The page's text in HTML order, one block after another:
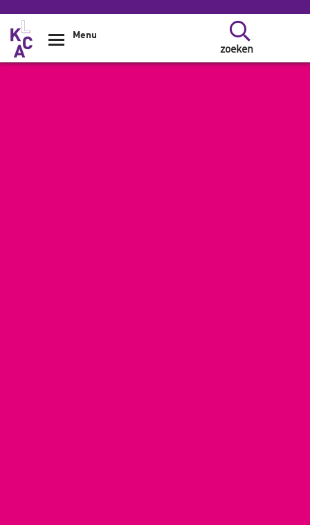
Overslaan en naar de inhoud gaan
zoeken
Menu